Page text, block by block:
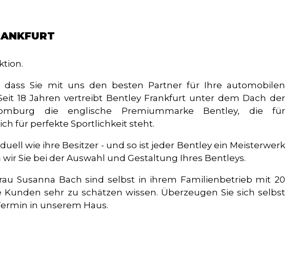
dass Sie mit uns den besten Partner für Ihre automobilen
18 Jahren vertreibt Bentley Frankfurt unter dem Dach der
die englische Premiummarke Bentley, die für
für perfekte Sportlichkeit steht.
wie ihre Besitzer - und so ist jeder Bentley ein Meisterwerk
Sie bei der Auswahl und Gestaltung Ihres Bentleys.
Susanna Bach sind selbst in ihrem Familienbetrieb mit 20
sehr zu schätzen wissen. Überzeugen Sie sich selbst
in unserem Haus.